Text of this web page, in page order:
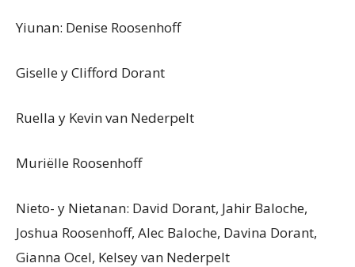
Yiunan: Denise Roosenhoff
Giselle y Clifford Dorant
Ruella y Kevin van Nederpelt
Muriëlle Roosenhoff
Nieto- y Nietanan: David Dorant, Jahir Baloche,
Joshua Roosenhoff, Alec Baloche, Davina Dorant,
Gianna Ocel, Kelsey van Nederpelt